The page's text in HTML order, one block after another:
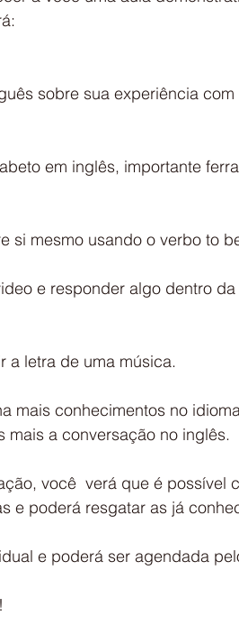
sobre sua experiência
em inglês, importante
si mesmo usando o verbo to
e responder algo dentro
a letra de uma música.
mais conhecimentos no
mais a conversação no inglês.
você  verá que é possível
e poderá resgatar as já
e poderá ser agendada